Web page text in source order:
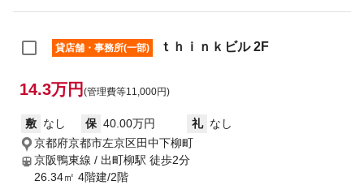
貸店舗・事務所(一部) ｔｈｉｎｋビル 2F
14.3万円 (管理費等11,000円)
敷 なし 保 40.00万円 礼 なし
京都府京都市左京区田中下柳町
京阪鴨東線 / 出町柳駅 徒歩2分
26.34㎡ 4階建/2階